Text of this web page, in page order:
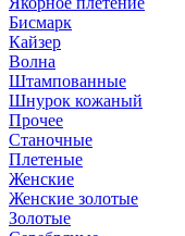
Бисмарк
Кайзер
Волна
Штампованные
Шнурок кожаный
Прочее
Станочные
Плетеные
Женские
Женские золотые
Золотые